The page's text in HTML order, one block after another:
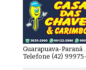
Guarapuava-Paraná .
Telefone (42)